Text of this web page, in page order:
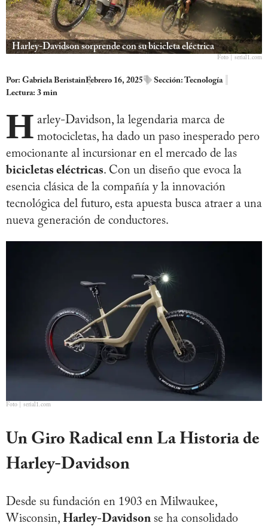
Harley-Davidson sorprende con su bicicleta eléctrica
Foto | serial1.com
Por: Gabriela BeristainFebrero 16, 2025 Sección: Tecnología
Lectura: 3 min
H arley-Davidson, la legendaria marca de
motocicletas, ha dado un paso inesperado pero
emocionante al incursionar en el mercado de las
bicicletas eléctricas. Con un diseño que evoca la
esencia clásica de la compañía y la innovación
tecnológica del futuro, esta apuesta busca atraer a una
nueva generación de conductores.
Foto | serial1.com
Un Giro Radical enn La Historia de
Harley-Davidson
Desde su fundación en 1903 en Milwaukee,
Wisconsin, Harley-Davidson se ha consolidado